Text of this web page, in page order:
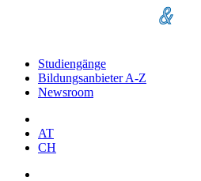
Studiengänge
Bildungsanbieter A-Z
Newsroom
AT
CH